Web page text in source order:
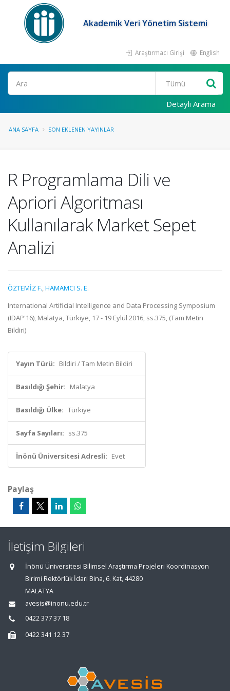
Akademik Veri Yönetim Sistemi
Araştırmacı Girişi English
Ara
Detaylı Arama
ANA SAYFA SON EKLENEN YAYINLAR
R Programlama Dili ve
Apriori Algoritması
Kullanılarak Market Sepet
Analizi
ÖZTEMİZ F.,HAMAMCI S. E.
International Artificial Intelligence and Data Processing Symposium
(IDAP'16), Malatya, Türkiye, 17 - 19 Eylül 2016, ss.375, (Tam Metin
Bildiri)
Yayın Türü: Bildiri / Tam Metin Bildiri
Basıldığı Şehir: Malatya
Basıldığı Ülke: Türkiye
Sayfa Sayıları: ss.375
İnönü Üniversitesi Adresli: Evet
Paylaş
İletişim Bilgileri
İnönü Üniversitesi Bilimsel Araştırma Projeleri Koordinasyon
Birimi Rektörlük İdari Bina, 6. Kat, 44280
MALATYA
avesis@inonu.edu.tr
0422 377 37 18
0422 341 12 37